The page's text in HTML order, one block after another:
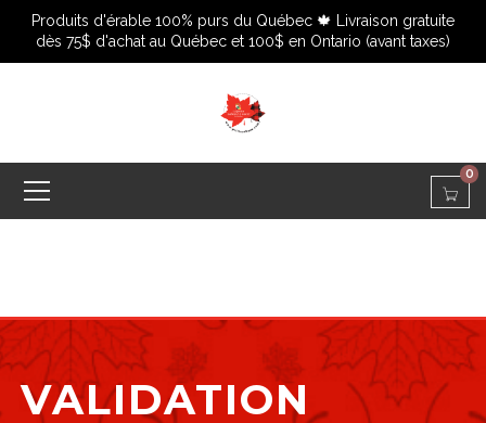
Produits d'érable 100% purs du Québec 🍁 Livraison gratuite
dès 75$ d'achat au Québec et 100$ en Ontario (avant taxes)
0
VALIDATION